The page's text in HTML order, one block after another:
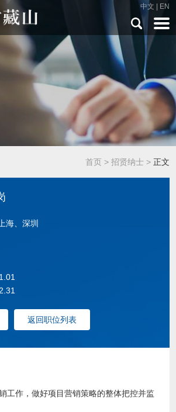
中文 EN
首页> 招贤纳士> 正文
海、深圳
返回职位列表
工作，做好项目营销策略的整体把控并监